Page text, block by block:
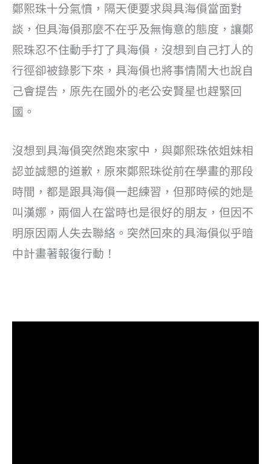
鄭熙珠十分氣憤，隔天便要求與具海傊當面對
談，但具海傊那麼不在乎及無悔意的態度，讓鄭
熙珠忍不住動手打了具海傊，沒想到自己打人的
行徑卻被錄影下來，具海傊也將事情鬧大也說自
己會提告，原先在國外的老公安賢星也趕緊回
國。
沒想到具海傊突然跑來家中，與鄭熙珠依姐妹相
認並誠懇的道歉，原來鄭熙珠從前在學畫的那段
時間，都是跟具海傊一起練習，但那時候的她是
叫漢娜，兩個人在當時也是很好的朋友，但因不
明原因兩人失去聯絡。突然回來的具海傊似乎暗
中計畫著報復行動！